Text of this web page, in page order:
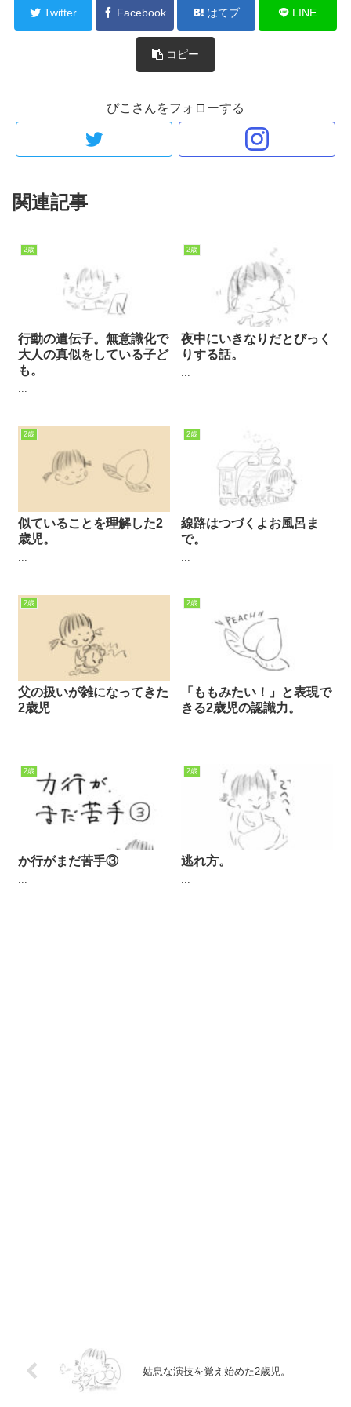
Twitter Facebook はてブ LINE
コピー
ぴこさんをフォローする
関連記事
2歳
行動の遺伝子。無意識化で
大人の真似をしている子ど
も。
...
2歳
夜中にいきなりだとびっく
りする話。
...
2歳
似ていることを理解した2
歳児。
...
2歳
線路はつづくよお風呂ま
で。
...
2歳
父の扱いが雑になってきた
2歳児
2歳
「ももみたい！」と表現で
きる2歳児の認識力。
2歳
か行がまだ苦手③
2歳
逃れ方。
姑息な演技を覚え始めた2歳児。